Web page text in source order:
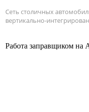
Сеть столичных
вертикально-
Работа заправщиком на